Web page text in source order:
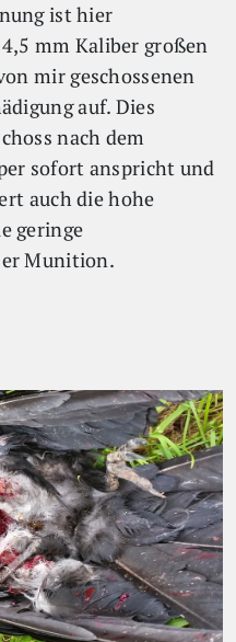
ist hier
mm Kaliber großen
mir geschossenen
auf. Dies
nach dem
sofort anspricht und
auch die hohe
geringe
Munition.